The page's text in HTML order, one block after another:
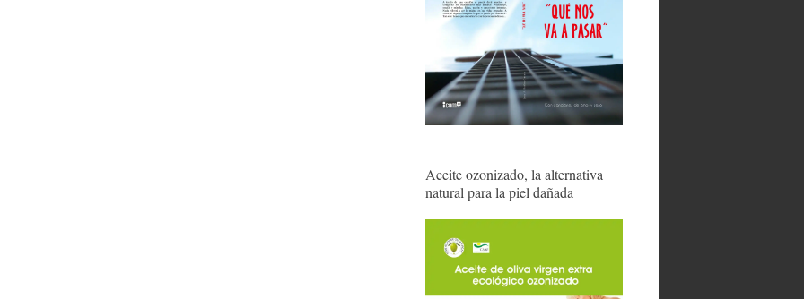
Aceite ozonizado, la alternativa
natural para la piel dañada